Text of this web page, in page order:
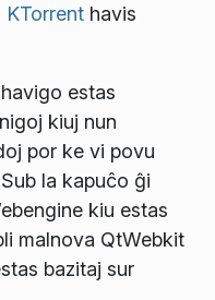
KTorrent havis
estas
kiuj nun
por ke vi povu
la kapuĉo ĝi
kiu estas
malnova QtWebkit
bazitaj sur